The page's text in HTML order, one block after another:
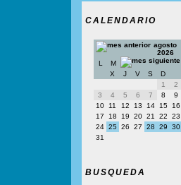
CALENDARIO
agosto
2026
L
M
X
J V S
D
1
2
3
4 5 6 7 8
9
10
11 12 13 14 15
16
17
18 19 20 21 22
23
24 25 26 27 28 29
30
31
BUSQUEDA